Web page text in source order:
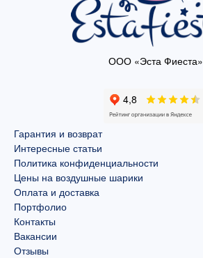
ООО «Эста Фиеста»
Гарантия и возврат
Интересные статьи
Политика конфиденциальности
Цены на воздушные шарики
Оплата и доставка
Портфолио
Контакты
Вакансии
Отзывы